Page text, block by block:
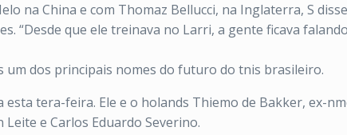
na China e com Thomaz Bellucci, na Inglaterra, S
“Desde que ele treinava no Larri, a gente ficava
um dos principais nomes do futuro do tnis brasileiro.
tera-feira. Ele e o holands Thiemo de Bakker, ex-
e Carlos Eduardo Severino.